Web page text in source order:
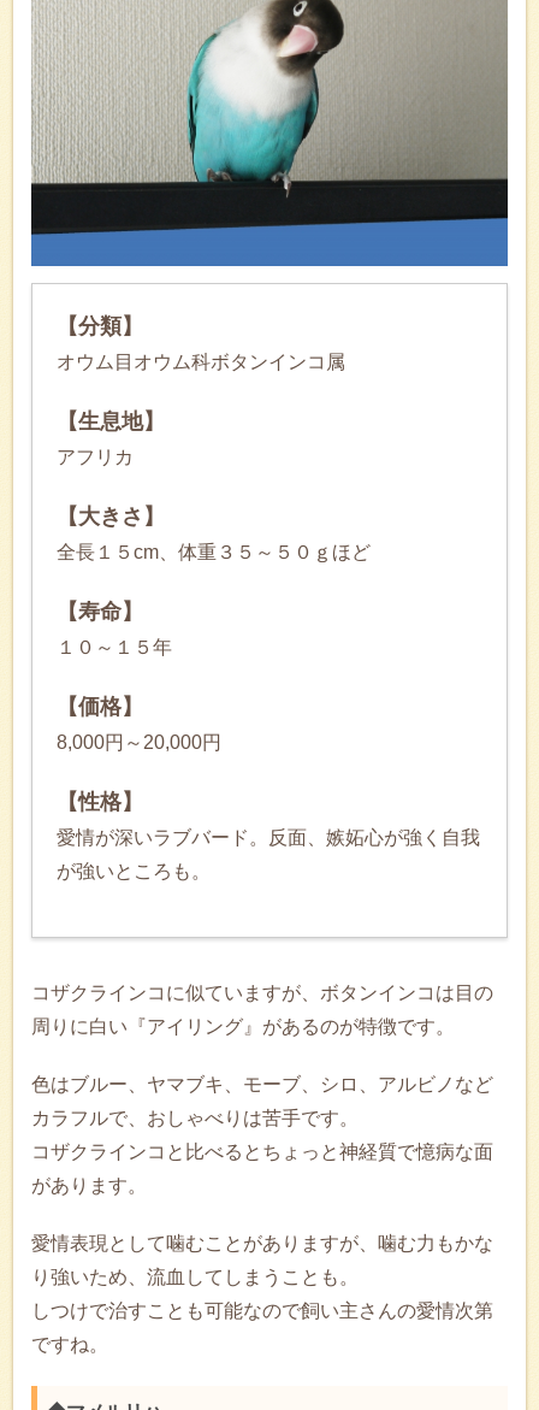
【分類】
オウム目オウム科ボタンインコ属
【生息地】
アフリカ
【大きさ】
全長１５cm、体重３５～５０ｇほど
【寿命】
１０～１５年
【価格】
8,000円～20,000円
【性格】
愛情が深いラブバード。反面、嫉妬心が強く自我
が強いところも。
コザクラインコに似ていますが、ボタンインコは目の
周りに白い『アイリング』があるのが特徴です。
色はブルー、ヤマブキ、モーブ、シロ、アルビノなど
カラフルで、おしゃべりは苦手です。
コザクラインコと比べるとちょっと神経質で憶病な面
があります。
愛情表現として噛むことがありますが、噛む力もかな
り強いため、流血してしまうことも。
しつけで治すことも可能なので飼い主さんの愛情次第
ですね。